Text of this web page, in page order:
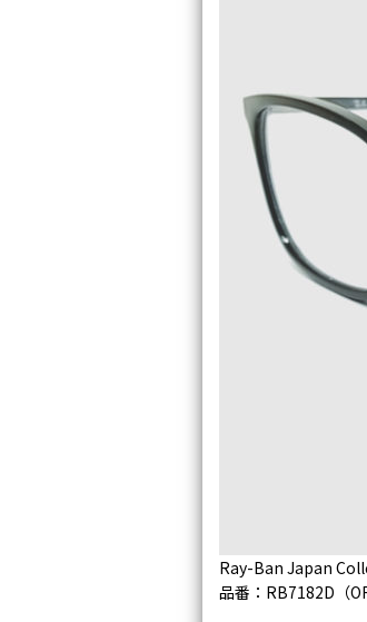
Ray-Ban Japan
品番：RB7182D（